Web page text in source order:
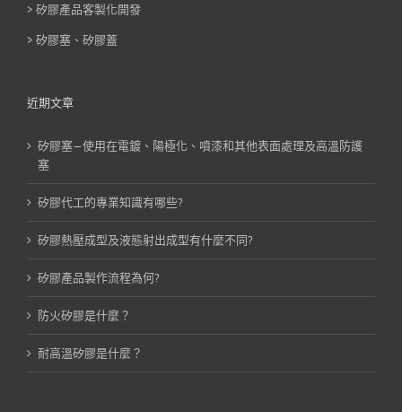
> 矽膠產品客製化開發
> 矽膠塞、矽膠蓋
近期文章
矽膠塞—使用在電鍍、陽極化、噴漆和其他表面處理及高溫防護
塞
矽膠代工的專業知識有哪些?
矽膠熱壓成型及液態射出成型有什麼不同?
矽膠產品製作流程為何?
防火矽膠是什麼？
耐高溫矽膠是什麼？